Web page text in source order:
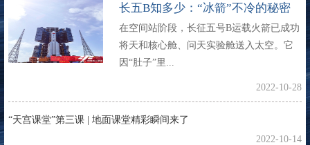
长五B知多少：“冰箭”不冷的秘密
在空间站阶段，长征五号B运载火箭已成功
将天和核心舱、问天实验舱送入太空。它
因“肚子”里...
2022-10-28
“天宫课堂”第三课 | 地面课堂精彩瞬间来了
2022-10-14